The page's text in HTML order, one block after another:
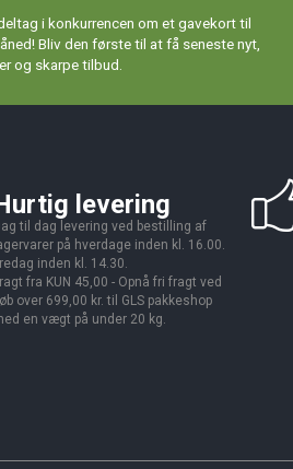
i konkurrencen om et gavekort til
Bliv den første til at få seneste nyt,
og skarpe tilbud.
levering
til dag levering ved bestilling af
på hverdage inden kl. 16.00.
inden kl. 14.30.
fra KUN 45,00 - Opnå fri fragt ved
over 699,00 kr. til GLS pakkeshop
en vægt på under 20 kg.